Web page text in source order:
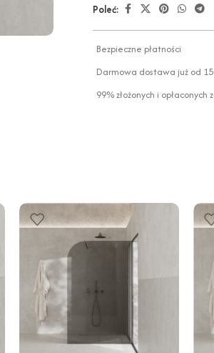
Poleć:
Bezpieczne płatności
Darmowa dostawa już od
99% złożonych i